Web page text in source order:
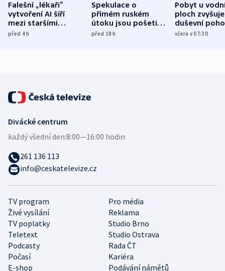
Falešní „lékaři“
vytvoření AI šíří
mezi staršími
Poláky nebezpečné
před 4h
Spekulace o
přímém ruském
útoku jsou pošetilé,
míní estonský
před 18h
Pobyt u
ploch zvyšuje
duševní
ukázala
včera v 07:30
TV program
Pro média
Živé vysílání
Reklama
TV poplatky
Studio Brno
Teletext
Studio Ostrava
Podcasty
Rada ČT
Počasí
Kariéra
E-shop
Podávání námětů
Divácké centrum
každý všední den:8:00—16:00 hodin
261 136 113
info@ceskatelevize.cz